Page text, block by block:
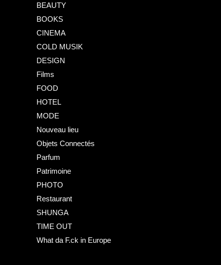
BEAUTY
BOOKS
CINEMA
COLD MUSIK
DESIGN
Films
FOOD
HOTEL
MODE
Nouveau lieu
Objets Connectés
Parfum
Patrimoine
PHOTO
Restaurant
SHUNGA
TIME OUT
What da F.ck in Europe